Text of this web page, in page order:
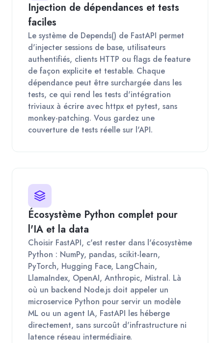
Injection de dépendances et tests
faciles
Le système de Depends() de FastAPI permet
d'injecter sessions de base, utilisateurs
authentifiés, clients HTTP ou flags de feature
de façon explicite et testable. Chaque
dépendance peut être surchargée dans les
tests, ce qui rend les tests d'intégration
triviaux à écrire avec httpx et pytest, sans
monkey-patching. Vous gardez une
couverture de tests réelle sur l'API.
Écosystème Python complet pour
l'IA et la data
Choisir FastAPI, c'est rester dans l'écosystème
Python : NumPy, pandas, scikit-learn,
PyTorch, Hugging Face, LangChain,
LlamaIndex, OpenAI, Anthropic, Mistral. Là
où un backend Node.js doit appeler un
microservice Python pour servir un modèle
ML ou un agent IA, FastAPI les héberge
directement, sans surcoût d'infrastructure ni
latence réseau intermédiaire.